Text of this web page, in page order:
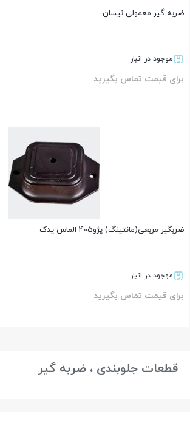
ضربه گیر معمولی نیسان
موجود در انبار
برای قیمت تماس بگیرید
ضربگیر مربعی(مانتینگ) پژو405 الماس یدک
موجود در انبار
برای قیمت تماس بگیرید
قطعات جلوبندی ، ضربه گیر